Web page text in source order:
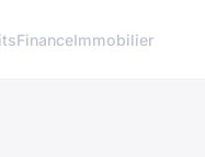
FinanceImmobilier